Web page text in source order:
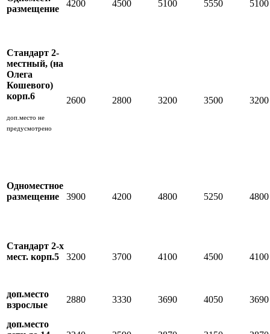
размещение
4200 4500 5100 5550 5100
Стандарт 2-
местный, (на
Олега
Кошевого)
корп.6
доп.место не
предусмотрено
2600 2800 3200 3500 3200
Одноместное
размещение
3900 4200 4800 5250 4800
Стандарт 2-х
мест. корп.5
3200 3700 4100 4500 4100
доп.место
взрослые
2880 3330 3690 4050 3690
доп.место